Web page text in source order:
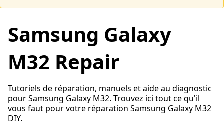
Samsung Galaxy
M32 Repair
Tutoriels de réparation, manuels et aide au diagnostic
pour Samsung Galaxy M32. Trouvez ici tout ce qu'il
vous faut pour votre réparation Samsung Galaxy M32
DIY.